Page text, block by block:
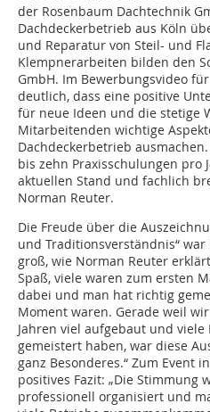
der Rosenbaum Dachtechnik
Dachdeckerbetrieb aus Köln
und Reparatur von Steil- und
Klempnerarbeiten bilden den
GmbH. Im Bewerbungsvideo
deutlich, dass eine positive
für neue Ideen und die stetige
Mitarbeitenden wichtige
Dachdeckerbetrieb
bis zehn Praxisschulungen pro
aktuellen Stand und fachlich
Norman Reuter.
Die Freude über die
und Traditionsverständnis“
groß, wie Norman Reuter
Spaß, viele waren zum ersten
dabei und man hat richtig
Moment waren. Gerade weil
Jahren viel aufgebaut und
gemeistert haben, war diese
ganz Besonderes.“ Zum Event
positives Fazit: „Die Stimmung
professionell organisiert und